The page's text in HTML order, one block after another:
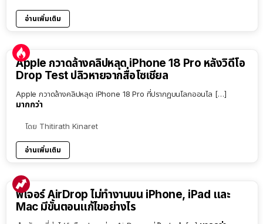
อ่านเพิ่มเติม
Apple กวาดล้างคลิปหลุด iPhone 18 Pro หลังวิดีโอ
Drop Test ปลิวหายจากสื่อโซเชียล
Apple กวาดล้างคลิปหลุด iPhone 18 Pro ที่ปรากฏบนโลกออนไล […]
มากกว่า
โดย Thitirath Kinaret
อ่านเพิ่มเติม
ฟีเจอร์ AirDrop ไม่ทำงานบน iPhone, iPad และ
Mac มีขั้นตอนแก้ไขอย่างไร